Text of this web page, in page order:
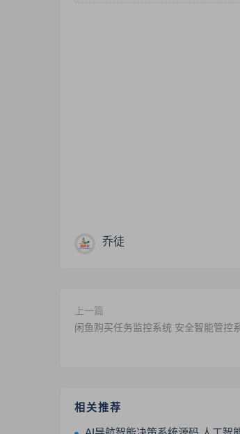
乔徒
上一篇
闲鱼购买任务监控系统 安全智能管控
相关推荐